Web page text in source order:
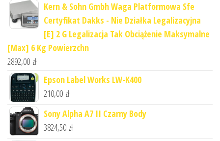
Kern & Sohn Gmbh Waga Platformowa Sfe
Certyfikat Dakks - Nie Działka Legalizacyjna
[E] 2 G Legalizacja Tak Obciążenie Maksymalne
[Max] 6 Kg Powierzchn
2892,00 zł
Epson Label Works LW-K400
210,00 zł
Sony Alpha A7 II Czarny Body
3824,50 zł